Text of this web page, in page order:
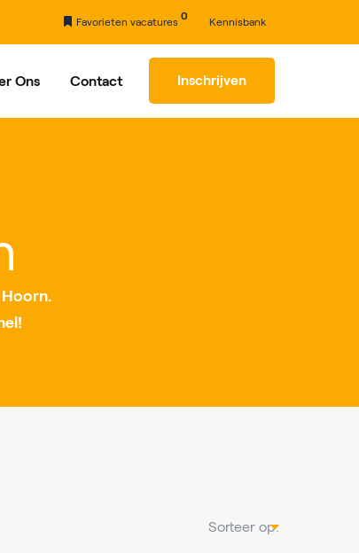
Favorieten vacatures
0
Kennisbank
Ons Contact Inschrijven
Sorteer op: